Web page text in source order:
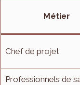
Métier
Chef de projet
Professionnels de